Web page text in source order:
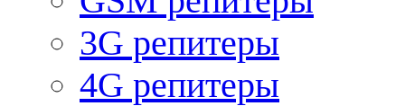
3G репитеры
4G репитеры